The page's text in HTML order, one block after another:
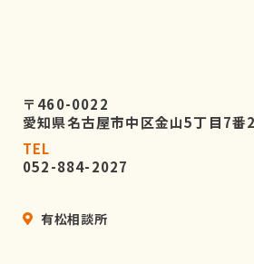
〒460-0022
愛知県名古屋市中区金山5丁目7番
TEL
052-884-2027
有松相談所